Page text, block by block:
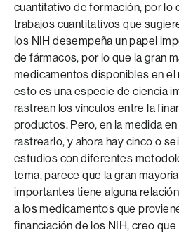
cuantitativo de formación, por lo
trabajos cuantitativos que
los NIH desempeña un papel
de fármacos, por lo que la gran
medicamentos disponibles en el
esto es una especie de ciencia
rastrean los vínculos entre la
productos. Pero, en la medida
rastrearlo, y ahora hay cinco o
estudios con diferentes
tema, parece que la gran
importantes tiene alguna
a los medicamentos que
financiación de los NIH, creo